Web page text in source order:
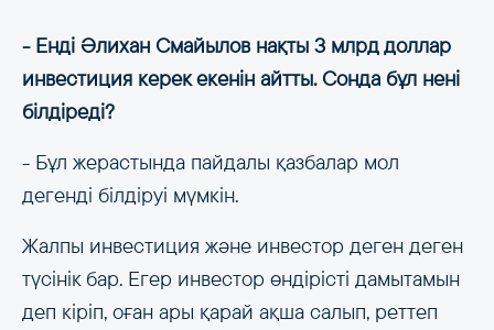
- Енді Әлихан Смайылов нақты 3 млрд доллар
инвестиция керек екенін айтты. Сонда бұл нені
білдіреді?
- Бұл жерастында пайдалы қазбалар мол
дегенді білдіруі мүмкін.
Жалпы инвестиция және инвестор деген деген
түсінік бар. Егер инвестор өндірісті дамытамын
деп кіріп, оған ары қарай ақша салып, реттеп